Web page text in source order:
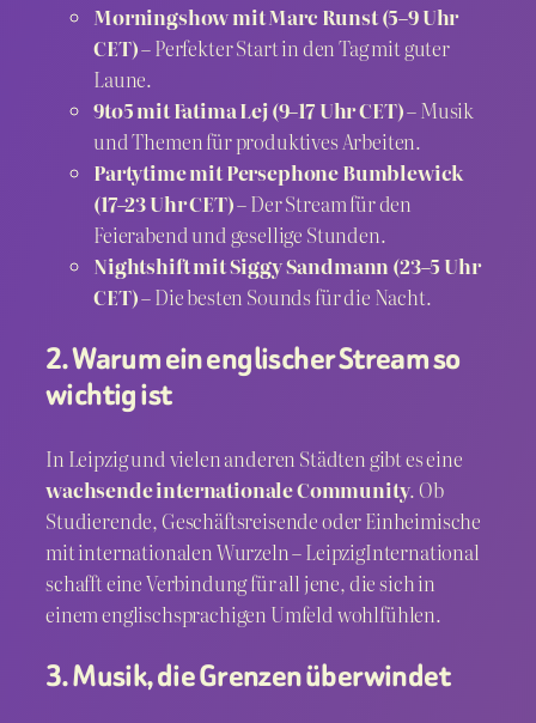
Morningshow mit Marc Runst (5–9 Uhr
CET)– Perfekter Start in den Tag mit guter
Laune.
9to5 mit Fatima Lej (9–17 Uhr CET)– Musik
und Themen für produktives Arbeiten.
Partytime mit Persephone Bumblewick
(17–23 Uhr CET)– Der Stream für den
Feierabend und gesellige Stunden.
Nightshift mit Siggy Sandmann (23–5 Uhr
CET)– Die besten Sounds für die Nacht.
2. Warum ein englischer Stream so
wichtig ist
In Leipzig und vielen anderen Städten gibt es eine
wachsende internationale Community. Ob
Studierende, Geschäftsreisende oder Einheimische
mit internationalen Wurzeln – LeipzigInternational
schafft eine Verbindung für all jene, die sich in
einem englischsprachigen Umfeld wohlfühlen.
3. Musik, die Grenzen überwindet